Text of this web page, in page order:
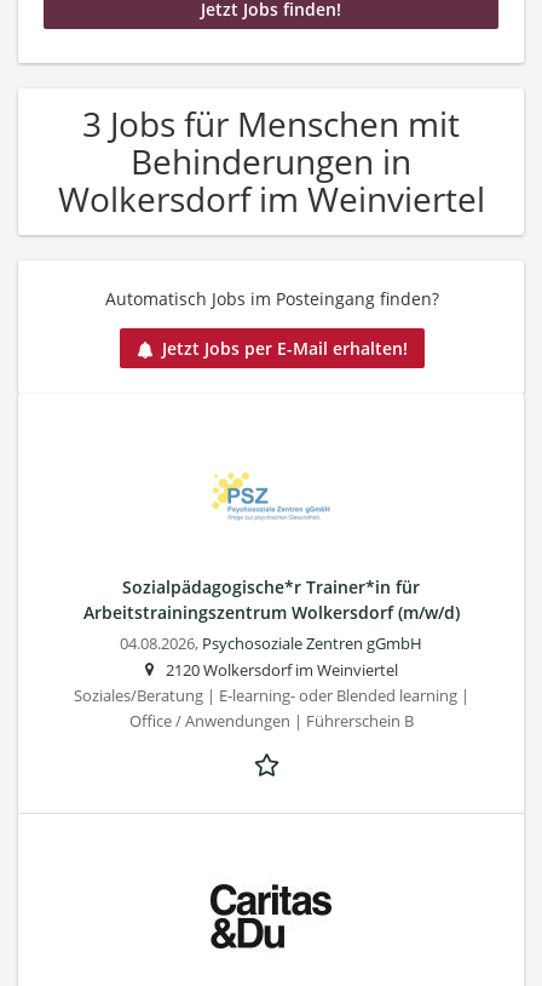
3 Jobs für Menschen mit
Behinderungen in
Wolkersdorf im Weinviertel
Automatisch Jobs im Posteingang finden?
Jetzt Jobs per E-Mail erhalten!
Sozialpädagogische*r Trainer*in für
Arbeitstrainingszentrum Wolkersdorf (m/w/d)
04.08.2026, Psychosoziale Zentren gGmbH
2120 Wolkersdorf im Weinviertel
Soziales/Beratung | E-learning- oder Blended learning |
Office / Anwendungen | Führerschein B